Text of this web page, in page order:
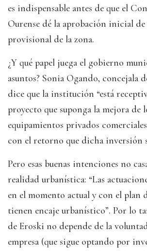
es indispensable antes de que el
Ourense dé la aprobación inicial
provisional de la zona.
¿Y qué papel juega el gobierno
asuntos? Sonia Ogando, concejala
dice que la institución “está
proyecto que suponga la mejora de
equipamientos privados
con el retorno que dicha inversión
Pero esas buenas intenciones no
realidad urbanística: “Las
en el momento actual y con el plan
tienen encaje urbanístico”. Por lo
de Eroski no depende de la
empresa (que sigue optando por